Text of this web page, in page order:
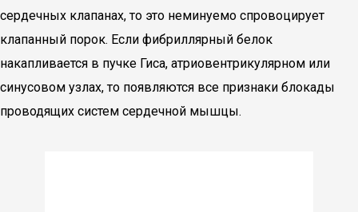
сердечных клапанах, то это неминуемо спровоцирует
клапанный порок. Если фибриллярный белок
накапливается в пучке Гиса, атриовентрикулярном или
синусовом узлах, то появляются все признаки блокады
проводящих систем сердечной мышцы.